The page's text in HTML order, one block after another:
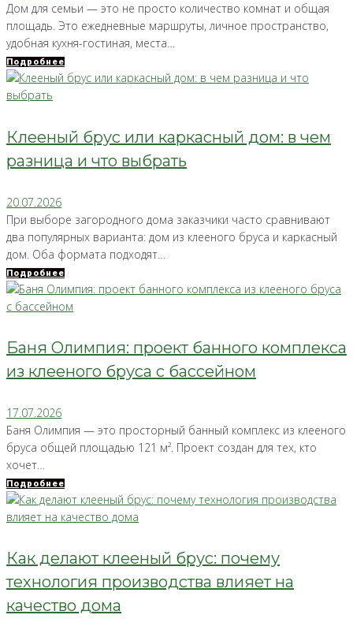
Дом для семьи — это не просто количество комнат и общая
площадь. Это ежедневные маршруты, личное пространство,
удобная кухня-гостиная, места…
Подробнее
Клееный брус или каркасный дом: в чем
разница и что выбрать
20.07.2026
При выборе загородного дома заказчики часто сравнивают
два популярных варианта: дом из клееного бруса и каркасный
дом. Оба формата подходят…
Подробнее
Баня Олимпия: проект банного комплекса
из клееного бруса с бассейном
17.07.2026
Баня Олимпия — это просторный банный комплекс из клееного
бруса общей площадью 121 м². Проект создан для тех, кто
хочет…
Подробнее
Как делают клееный брус: почему
технология производства влияет на
качество дома